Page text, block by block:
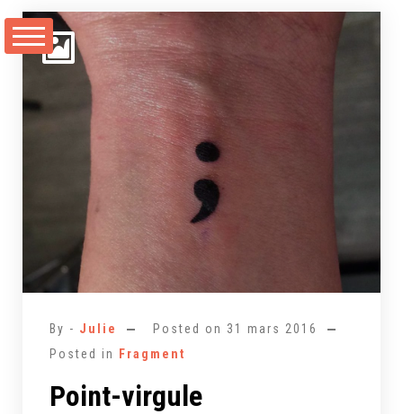
Aller
au
contenu
By - Julie Posted on 31 mars 2016
Posted in Fragment
Point-virgule